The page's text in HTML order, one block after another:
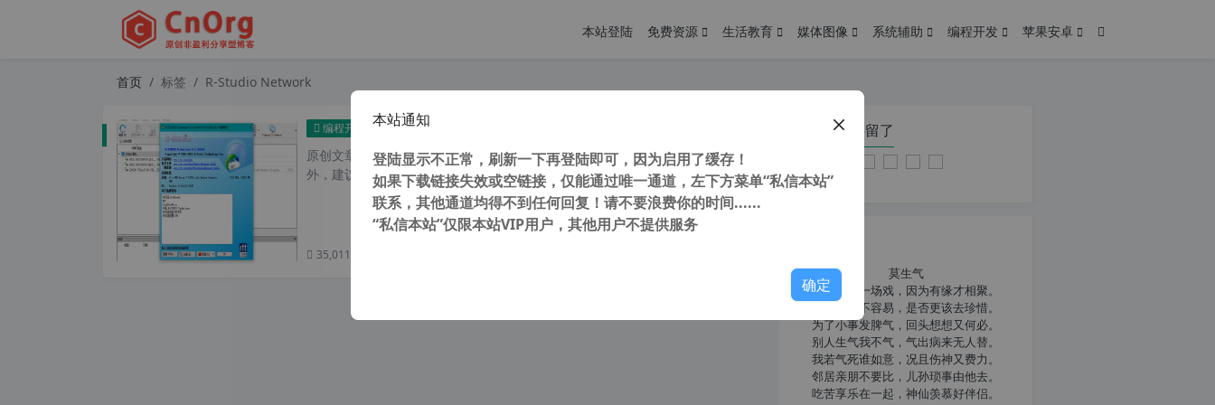
本站登陆 免费资源 生活教育 媒体图像 系统辅助 编程开发 苹果安卓
首页 标签 R-Studio Network
编程开发 R-Studio Technician v9.2.191153 (数据恢复软件) 中文汉化特别版
原创文章，转载请注明： 转载自cnorg.12hp.de 注意：由于网站空间位于国
外，建议避开晚上的访问高峰期...
35,011 次浏览
您在本页停留了
莫生气
人生就像一场戏，因为有缘才相聚。
相扶到老不容易，是否更该去珍惜。
为了小事发脾气，回头想想又何必。
别人生气我不气，气出病来无人替。
我若气死谁如意，况且伤神又费力。
邻居亲朋不要比，儿孙琐事由他去。
吃苦享乐在一起，神仙羡慕好伴侣。
本站通知
登陆显示不正常，刷新一下再登陆即可，因为启用了缓存！
如果下载链接失效或空链接，仅能通过唯一通道，左下方菜单“私信本站”
联系，其他通道均得不到任何回复！请不要浪费你的时间......
“私信本站”仅限本站VIP用户，其他用户不提供服务
确定